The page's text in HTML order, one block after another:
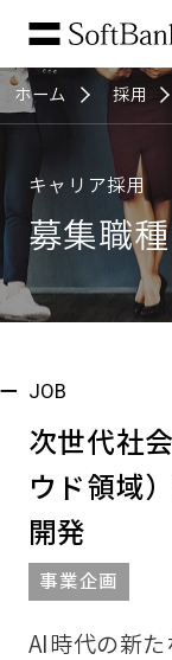
ホーム 採用
キャリア採用
募集職
JOB
次世代社
ウド領域
開発
事業企画
AI時代の新